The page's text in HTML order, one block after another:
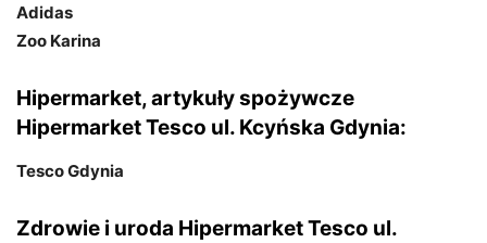
Adidas
Zoo Karina
Hipermarket, artykuły spożywcze
Hipermarket Tesco ul. Kcyńska Gdynia:
Tesco Gdynia
Zdrowie i uroda Hipermarket Tesco ul.